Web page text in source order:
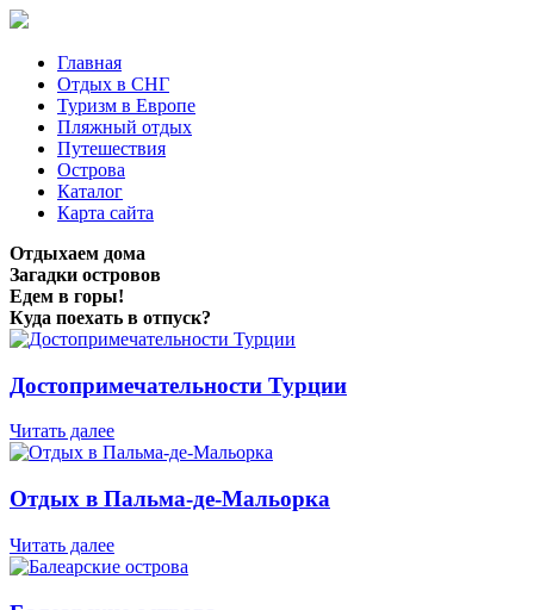
Главная
Отдых в СНГ
Туризм в Европе
Пляжный отдых
Путешествия
Острова
Каталог
Карта сайта
Отдыхаем дома
Загадки островов
Едем в горы!
Куда поехать в отпуск?
Достопримечательности Турции
Читать далее
Отдых в Пальма-де-Мальорка
Читать далее